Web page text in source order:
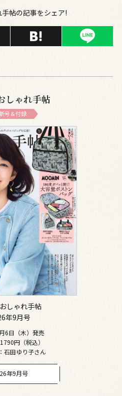
帖の記事をシェア!
しゃれ手帖
号＆付録
しゃれ手帖
年9月号
6日（木）発売
円（税込）
石田ゆり子さん
年9月号